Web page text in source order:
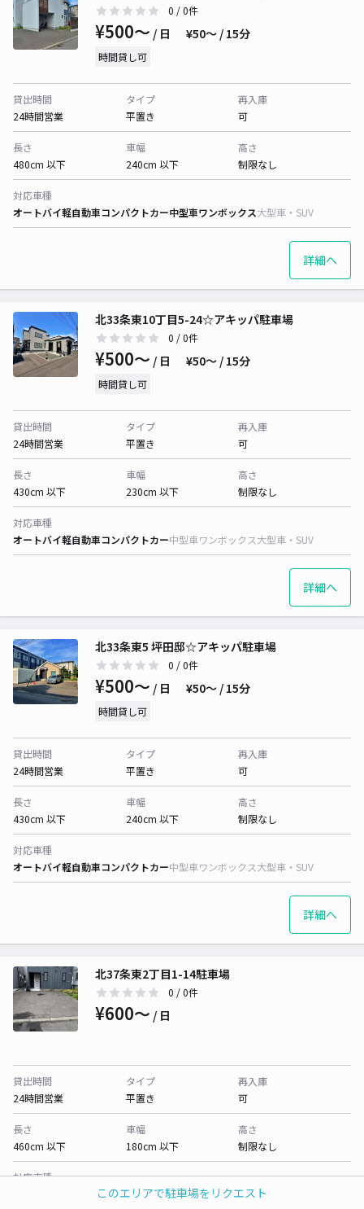
このエリアで駐車場をリクエスト
0 / 0件
¥500〜 / 日 ¥50〜 / 15分
時間貸し可
貸出時間
24時間営業
タイプ
平置き
再入庫
可
長さ
480cm 以下
車幅
240cm 以下
高さ
制限なし
対応車種
オートバイ軽自動車コンパクトカー中型車ワンボックス大型車・SUV
詳細へ
北33条東10丁目5-24☆アキッパ駐車場
0 / 0件
¥500〜 / 日 ¥50〜 / 15分
時間貸し可
貸出時間
24時間営業
タイプ
平置き
再入庫
可
長さ
430cm 以下
車幅
230cm 以下
高さ
制限なし
対応車種
オートバイ軽自動車コンパクトカー中型車ワンボックス大型車・SUV
詳細へ
北33条東5 坪田邸☆アキッパ駐車場
0 / 0件
¥500〜 / 日 ¥50〜 / 15分
時間貸し可
貸出時間
24時間営業
タイプ
平置き
再入庫
可
長さ
430cm 以下
車幅
240cm 以下
高さ
制限なし
対応車種
オートバイ軽自動車コンパクトカー中型車ワンボックス大型車・SUV
詳細へ
北37条東2丁目1-14駐車場
0 / 0件
¥600〜 / 日
貸出時間
24時間営業
タイプ
平置き
再入庫
可
長さ
460cm 以下
車幅
180cm 以下
高さ
制限なし
対応車種
軽自動車コンパクトカー中型車ワンボックス 大型車・SUV